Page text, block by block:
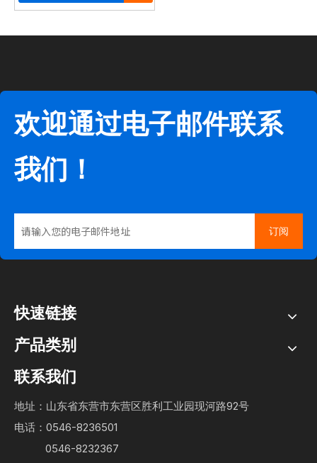
欢迎通过电子邮件联系
我们！
订阅
快速链接
产品类别
联系我们
地址：山东省东营市东营区胜利工业园现河路92号
电话：0546-8236501
0546-8232367